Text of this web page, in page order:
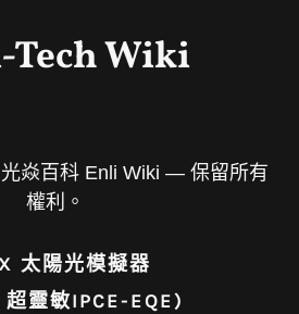
Wiki
焱百科 Enli Wiki — 保留所有
權利。
太陽光模擬器
靈敏IPCE-EQE)